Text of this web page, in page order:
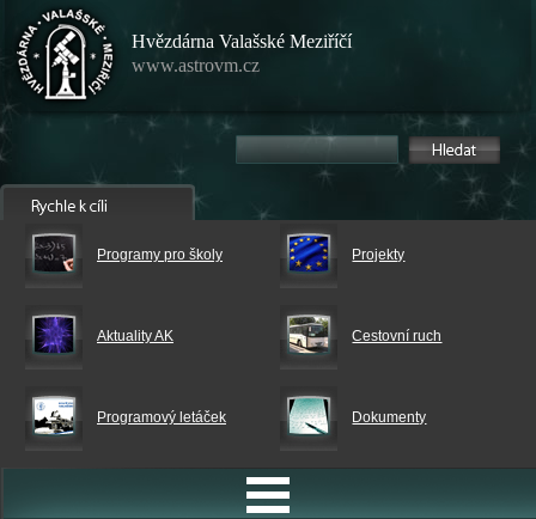
Hvězdárna Valašské Meziříčí
www.astrovm.cz
Programy pro školy Projekty
Aktuality AK Cestovní ruch
Programový letáček Dokumenty